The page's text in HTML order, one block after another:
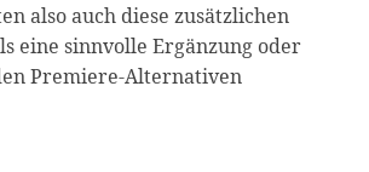
also auch diese zusätzlichen
eine sinnvolle Ergänzung oder
Premiere-Alternativen